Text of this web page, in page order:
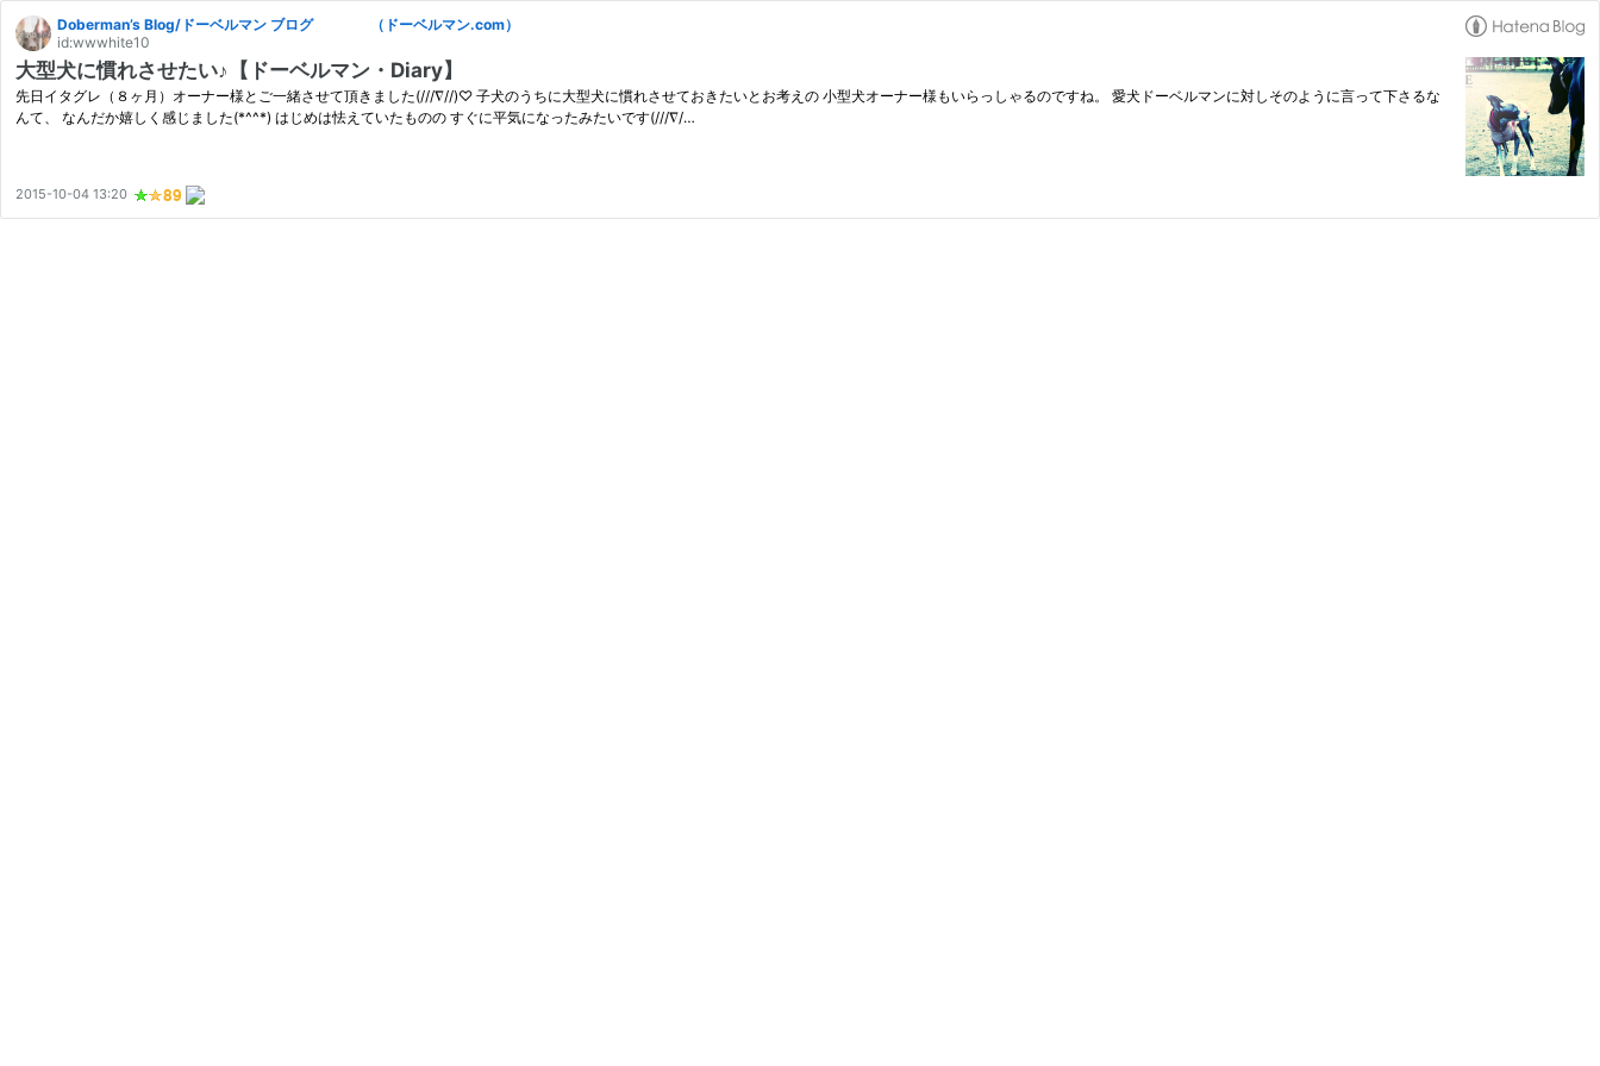
Doberman’s Blog/ドーベルマン ブログ （ドーベルマン.com）
id:wwwhite10
大型犬に慣れさせたい♪【ドーベルマン・Diary】
先日イタグレ（８ヶ月）オーナー様とご一緒させて頂きました(///∇//)♡ 子犬のうちに大型犬に慣れさせておきたいとお考えの 小型犬オーナー様もいらっしゃるのですね。 愛犬ドーベルマンに対しそのように言って下さるな
んて、 なんだか嬉しく感じました(*^^*) はじめは怯えていたものの すぐに平気になったみたいです(///∇/…
2015-10-04 13:20